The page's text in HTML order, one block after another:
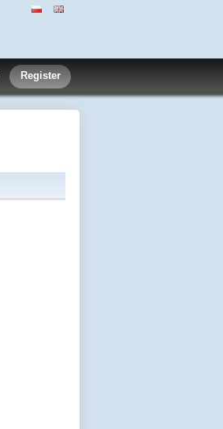
Register